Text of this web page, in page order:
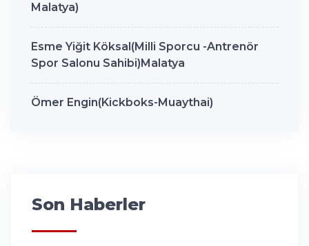
Malatya)
Esme Yiğit Köksal(Milli Sporcu -Antrenör
Spor Salonu Sahibi)Malatya
Ömer Engin(Kickboks-Muaythai)
Son Haberler